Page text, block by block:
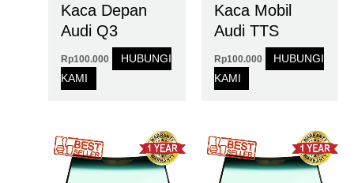
Kaca Depan
Audi Q3
Rp100.000
HUBUNGI
KAMI
Kaca Mobil
Audi TTS
Rp100.000
HUBUNGI
KAMI